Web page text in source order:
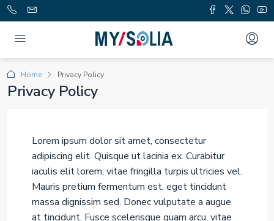
Home Privacy Policy
Privacy Policy
Lorem ipsum dolor sit amet, consectetur
adipiscing elit. Quisque ut lacinia ex. Curabitur
iaculis elit lorem, vitae fringilla turpis ultricies vel.
Mauris pretium fermentum est, eget tincidunt
massa dignissim sed. Donec vulputate a augue
at tincidunt. Fusce scelerisque quam arcu, vitae